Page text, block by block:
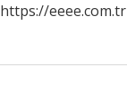
https://eeee.com.tr